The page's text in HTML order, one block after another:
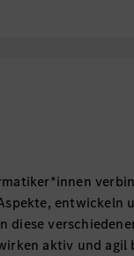
entwickeln
diese
aktiv und agil